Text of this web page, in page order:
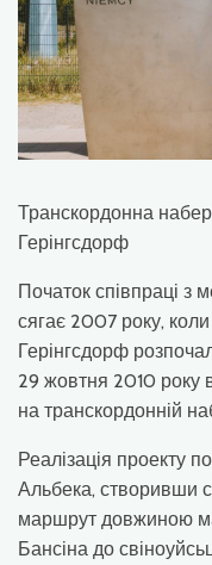
Транскордонна
Герінгсдорф
Початок співпраці з
сягає 2007 року,
Герінгсдорф
29 жовтня 2010 року
на транскордонній
Реалізація проекту
Альбека, створивши
маршрут довжиною
Бансіна до